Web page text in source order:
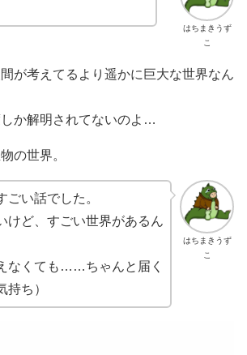
はちまきうず
こ
が考えてるより遥かに巨大な世界なん
か解明されてないのよ…
の世界。
はちまきうず
こ
ごい話でした。
けど、すごい世界があるん
なくても……ちゃんと届く
持ち）